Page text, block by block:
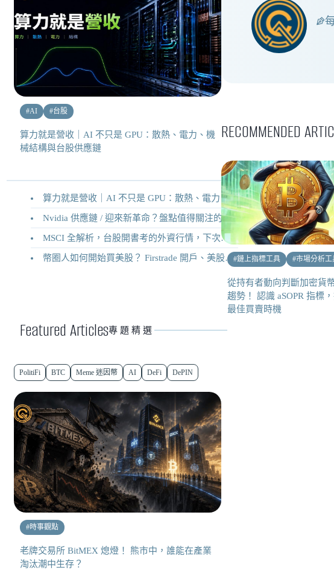
#AI #台股
算力就是營收｜AI 不只是 GPU：散熱、電力、機
械結構與台股供應鏈
算力就是營收｜AI 不只是 GPU：散熱、電力、機械結構與台股供應鏈
Nvidia 供應鏈 / 迎來新革命？盤點值得關注的二十家供應鏈企業
MSCI 全解析，台股開書考的外資行情，下次調整你準備好了嗎？
幣圈人如何開始買美股？ Firstrade 開戶、美股交易機制完整教學
Featured Articles專題精選
PolitiFi BTC Meme 迷因幣 AI DeFi DePIN
#時事觀點
老牌交易所 BitMEX 熄燈！ 熊市中，誰能在產業
淘汰潮中生存？
RECOMMENDED
#鏈上指標工具 #市場分析工
從持有者動向判斷加密貨
趨勢！ 認識 aSOPR 指標
最佳買賣時機